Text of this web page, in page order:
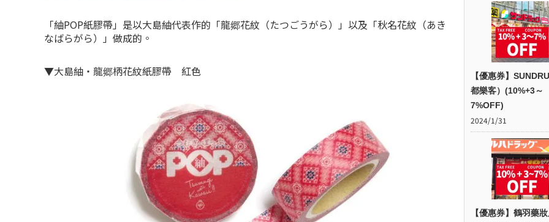
「紬POP紙膠帶」是以大島紬代表作的「龍郷花紋（たつごうがら）」以及「秋名花紋（あき
なばらがら）」做成的。
▼大島紬・龍郷柄花紋紙膠帶 紅色
【優惠券】
都樂客）(10%+3～
7%OFF)
2024/1/31
【優惠券】鶴羽藥